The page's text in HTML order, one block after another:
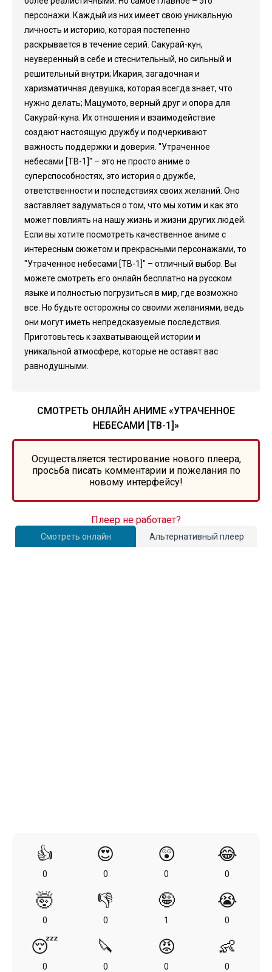
персонажи. Каждый из них имеет свою уникальную
личность и историю, которая постепенно
раскрывается в течение серий. Сакурай-кун,
неуверенный в себе и стеснительный, но сильный и
решительный внутри; Икария, загадочная и
харизматичная девушка, которая всегда знает, что
нужно делать; Мацумото, верный друг и опора для
Сакурай-куна. Их отношения и взаимодействие
создают настоящую дружбу и подчеркивают
важность поддержки и доверия. "Утраченное
небесами [ТВ-1]" – это не просто аниме о
суперспособностях, это история о дружбе,
ответственности и последствиях своих желаний. Оно
заставляет задуматься о том, что мы хотим и как это
может повлиять на нашу жизнь и жизни других людей.
Если вы хотите посмотреть качественное аниме с
интересным сюжетом и прекрасными персонажами, то
"Утраченное небесами [ТВ-1]" – отличный выбор. Вы
можете смотреть его онлайн бесплатно на русском
языке и полностью погрузиться в мир, где возможно
все. Но будьте осторожны со своими желаниями, ведь
они могут иметь непредсказуемые последствия.
Приготовьтесь к захватывающей истории и
уникальной атмосфере, которые не оставят вас
равнодушными.
СМОТРЕТЬ ОНЛАЙН АНИМЕ «УТРАЧЕННОЕ
НЕБЕСАМИ [ТВ-1]»
Осуществляется тестирование нового плеера,
просьба писать комментарии и пожелания по
новому интерфейсу!
Смотреть онлайн Альтернативный плеер
Плеер не работает?
👍
0
😍
0
😲
0
😂
0
🤯
0
👎
0
🤪
1
😭
0
😴
0
🔪
0
😡
0
👶
0